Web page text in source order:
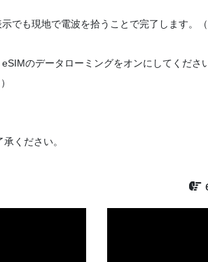
でも現地で電波を拾うことで完了します。
のデータローミングをオンにしてください
ください。